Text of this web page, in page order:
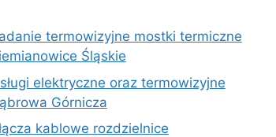
termowizyjne mostki termiczne
Śląskie
elektryczne oraz termowizyjne
Górnicza
kablowe rozdzielnice